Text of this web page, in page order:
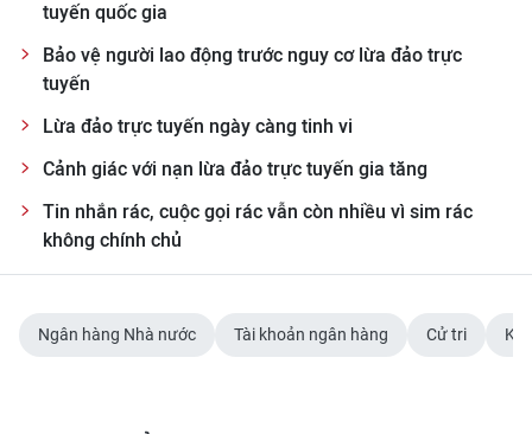
tuyến quốc gia
Bảo vệ người lao động trước nguy cơ lừa đảo trực
tuyến
Lừa đảo trực tuyến ngày càng tinh vi
Cảnh giác với nạn lừa đảo trực tuyến gia tăng
Tin nhắn rác, cuộc gọi rác vẫn còn nhiều vì sim rác
không chính chủ
Ngân hàng Nhà nước Tài khoản ngân hàng Cử tri Kỳ